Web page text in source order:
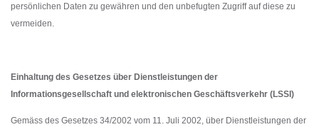
persönlichen Daten zu gewähren und den unbefugten Zugriff auf diese zu
vermeiden.
Einhaltung des Gesetzes über Dienstleistungen der
Informationsgesellschaft und elektronischen Geschäftsverkehr (LSSI)
Gemäss des Gesetzes 34/2002 vom 11. Juli 2002, über Dienstleistungen der